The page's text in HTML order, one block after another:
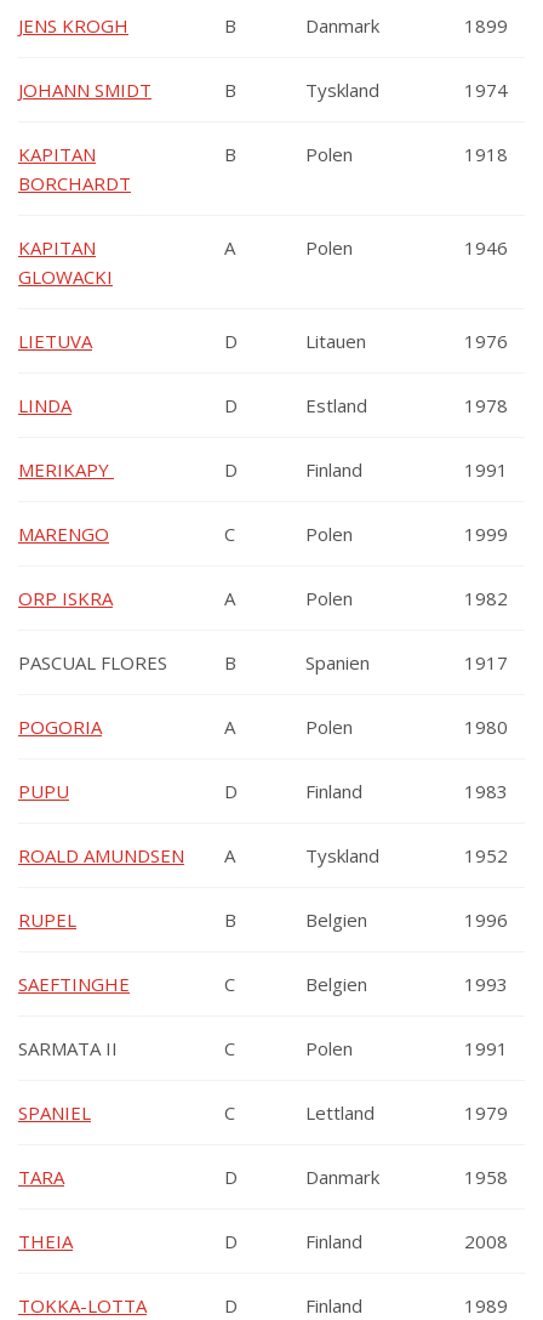
JENS KROGH B Danmark 1899
JOHANN SMIDT B Tyskland 1974
KAPITAN
BORCHARDT
B Polen 1918
KAPITAN
GLOWACKI
A Polen 1946
LIETUVA D Litauen 1976
LINDA D Estland 1978
MERIKAPY D Finland 1991
MARENGO C Polen 1999
ORP ISKRA A Polen 1982
PASCUAL FLORES B Spanien 1917
POGORIA A Polen 1980
PUPU D Finland 1983
ROALD AMUNDSEN A Tyskland 1952
RUPEL B Belgien 1996
SAEFTINGHE C Belgien 1993
SARMATA II C Polen 1991
SPANIEL C Lettland 1979
TARA D Danmark 1958
THEIA D Finland 2008
TOKKA-LOTTA D Finland 1989